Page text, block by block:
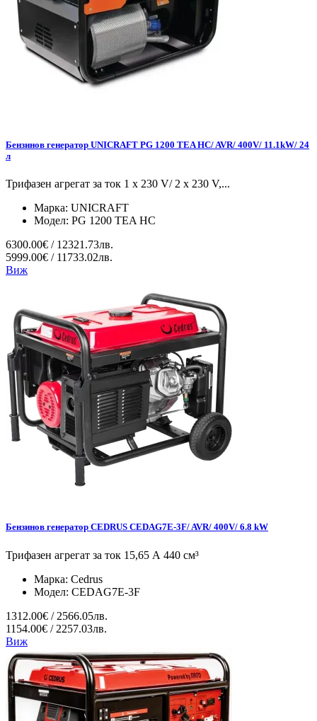
Бензинов генератор UNICRAFT PG 1200 TEA HC/ AVR/ 400V/ 11.1kW/ 24
л
Трифазен агрегат за ток 1 x 230 V/ 2 x 230 V,...
Марка: UNICRAFT
Модел: PG 1200 TEA HC
6300.00€ / 12321.73лв.
5999.00€ / 11733.02лв.
Виж
Бензинов генератор CEDRUS CEDAG7E-3F/ AVR/ 400V/ 6.8 kW
Трифазен агрегат за ток 15,65 А 440 см³
Марка: Cedrus
Модел: CEDAG7E-3F
1312.00€ / 2566.05лв.
1154.00€ / 2257.03лв.
Виж